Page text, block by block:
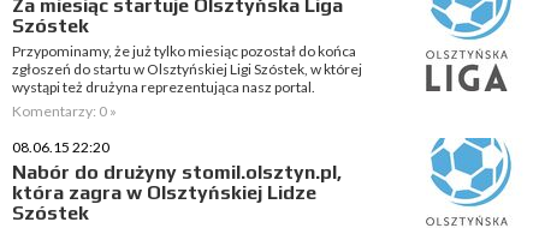
Za miesiąc startuje Olsztyńska Liga
Szóstek
Przypominamy, że już tylko miesiąc pozostał do końca
zgłoszeń do startu w Olsztyńskiej Ligi Szóstek, w której
wystąpi też drużyna reprezentująca nasz portal.
Komentarzy: 0 »
08.06.15 22:20
Nabór do drużyny stomil.olsztyn.pl,
która zagra w Olsztyńskiej Lidze
Szóstek